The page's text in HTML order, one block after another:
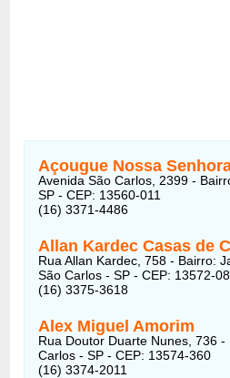
Açougue Nossa
Avenida São Carlos, 2399 -
SP - CEP: 13560-011
(16) 3371-4486
Allan Kardec Casas de
Rua Allan Kardec, 758 - Bairro:
São Carlos - SP - CEP: 13572-
(16) 3375-3618
Alex Miguel Amorim
Rua Doutor Duarte Nunes, 736
Carlos - SP - CEP: 13574-360
(16) 3374-2011